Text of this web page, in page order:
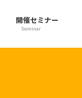
開催セミナー
Seminar